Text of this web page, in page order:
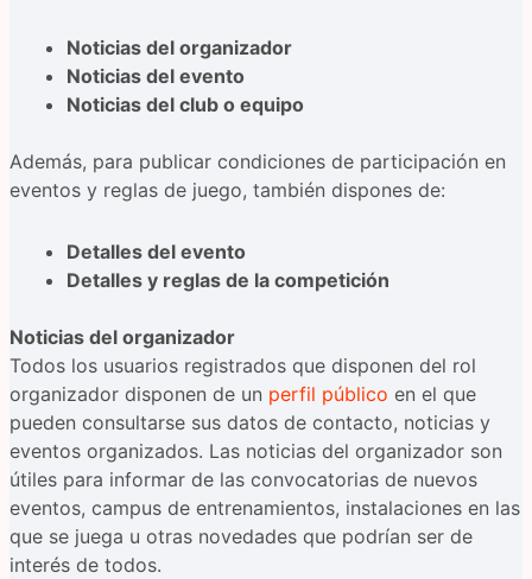
Noticias del organizador
Noticias del evento
Noticias del club o equipo
Además, para publicar condiciones de participación en
eventos y reglas de juego, también dispones de:
Detalles del evento
Detalles y reglas de la competición
Noticias del organizador
Todos los usuarios registrados que disponen del rol
organizador disponen de un perfil público en el que
pueden consultarse sus datos de contacto, noticias y
eventos organizados. Las noticias del organizador son
útiles para informar de las convocatorias de nuevos
eventos, campus de entrenamientos, instalaciones en las
que se juega u otras novedades que podrían ser de
interés de todos.